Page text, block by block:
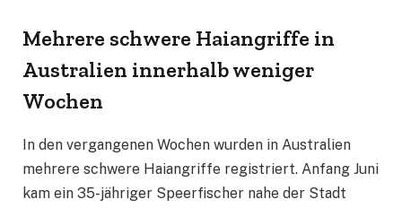
Mehrere schwere Haiangriffe in
Australien innerhalb weniger
Wochen
In den vergangenen Wochen wurden in Australien
mehrere schwere Haiangriffe registriert. Anfang Juni
kam ein 35-jähriger Speerfischer nahe der Stadt